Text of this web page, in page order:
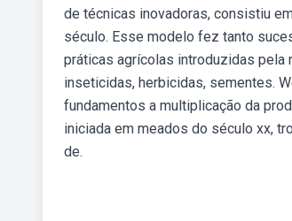
de técnicas inovadoras, consistiu
século. Esse modelo fez tanto
práticas agrícolas introduzidas pela
inseticidas, herbicidas, sementes.
fundamentos a multiplicação da
iniciada em meados do século xx,
de.